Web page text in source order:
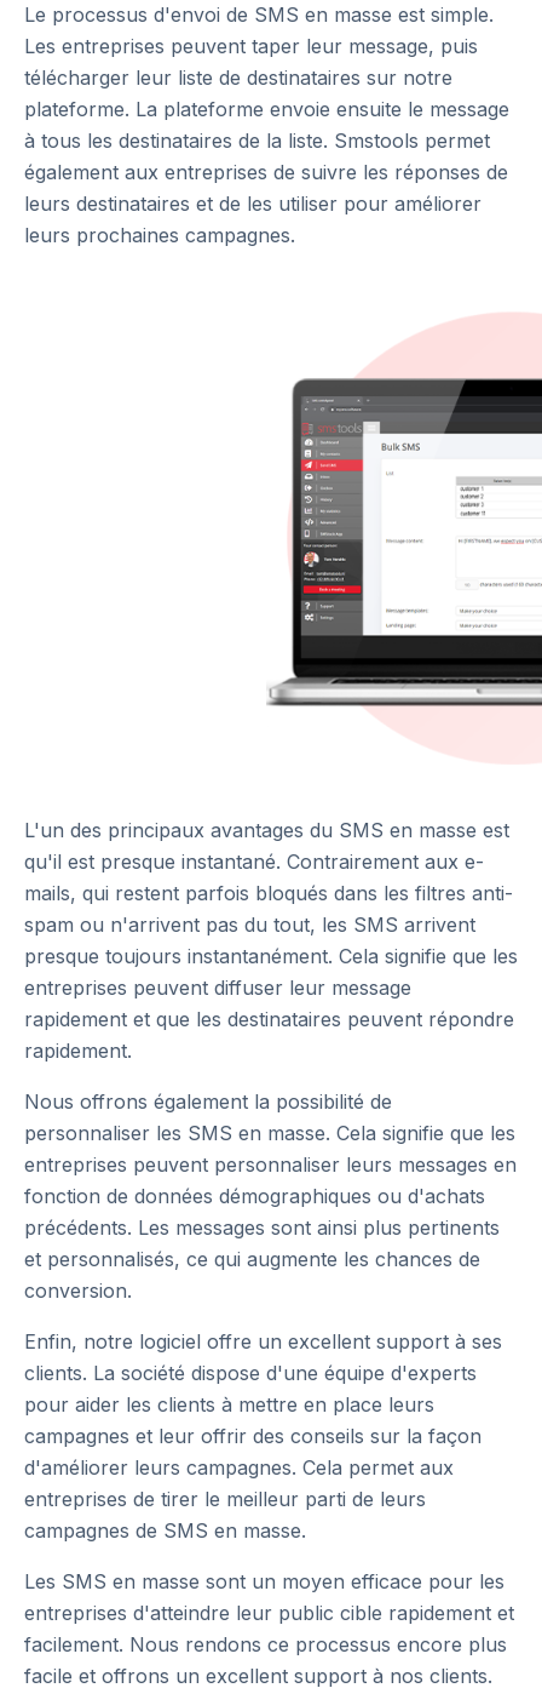
Le processus d'envoi de SMS en masse est simple.
Les entreprises peuvent taper leur message, puis
télécharger leur liste de destinataires sur notre
plateforme. La plateforme envoie ensuite le message
à tous les destinataires de la liste. Smstools permet
également aux entreprises de suivre les réponses de
leurs destinataires et de les utiliser pour améliorer
leurs prochaines campagnes.
L'un des principaux avantages du SMS en masse est
qu'il est presque instantané. Contrairement aux e-
mails, qui restent parfois bloqués dans les filtres anti-
spam ou n'arrivent pas du tout, les SMS arrivent
presque toujours instantanément. Cela signifie que les
entreprises peuvent diffuser leur message
rapidement et que les destinataires peuvent répondre
rapidement.
Nous offrons également la possibilité de
personnaliser les SMS en masse. Cela signifie que les
entreprises peuvent personnaliser leurs messages en
fonction de données démographiques ou d'achats
précédents. Les messages sont ainsi plus pertinents
et personnalisés, ce qui augmente les chances de
conversion.
Enfin, notre logiciel offre un excellent support à ses
clients. La société dispose d'une équipe d'experts
pour aider les clients à mettre en place leurs
campagnes et leur offrir des conseils sur la façon
d'améliorer leurs campagnes. Cela permet aux
entreprises de tirer le meilleur parti de leurs
campagnes de SMS en masse.
Les SMS en masse sont un moyen efficace pour les
entreprises d'atteindre leur public cible rapidement et
facilement. Nous rendons ce processus encore plus
facile et offrons un excellent support à nos clients.